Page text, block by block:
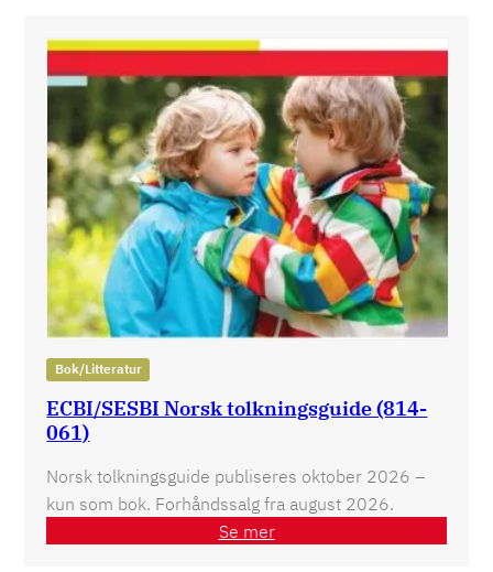
Bok/Litteratur
ECBI/SESBI Norsk tolkningsguide (814-
061)
Norsk tolkningsguide publiseres oktober 2026 –
kun som bok. Forhåndssalg fra august 2026.
Se mer